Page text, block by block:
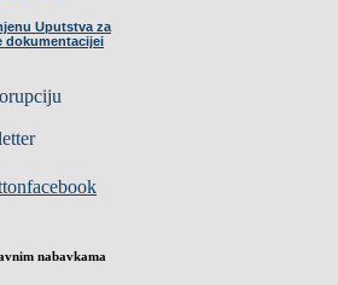
Uputstva za
dokumentacijei
nabavkama